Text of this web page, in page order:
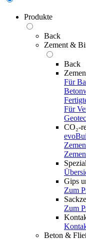
Produkte
Back
Zement &
Back
Für
Für
CO₂-
Gips
Zum
Zum
Beton &